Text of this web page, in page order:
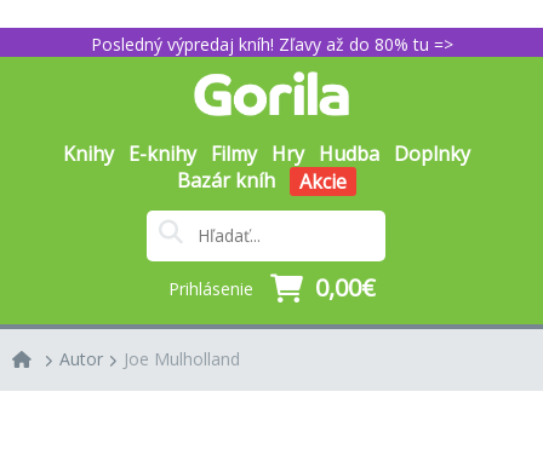
Posledný výpredaj kníh! Zľavy až do 80% tu =>
Knihy E-knihy Filmy Hry Hudba Doplnky
Bazár kníh
Akcie
Prihlásenie 0,00€
Autor Joe Mulholland